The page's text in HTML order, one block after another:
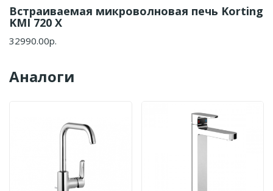
Встраиваемая микроволновая печь Korting
KMI 720 X
32990.00р.
Аналоги